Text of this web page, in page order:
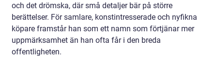
och det drömska, där små detaljer bär på större
berättelser. För samlare, konstintresserade och nyfikna
köpare framstår han som ett namn som förtjänar mer
uppmärksamhet än han ofta får i den breda
offentligheten.